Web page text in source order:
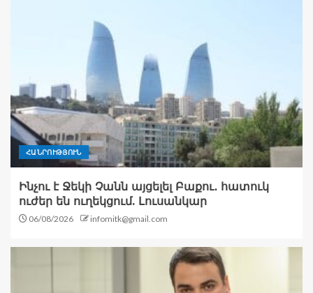
ՀԱՆՐՈՒԹՅՈՒՆ
Ինչու է Ջեկի Չանն այցելել Բաքու․ հատուկ
ուժեր են ուղեկցում. Լուսանկար
06/08/2026 infomitk@gmail.com